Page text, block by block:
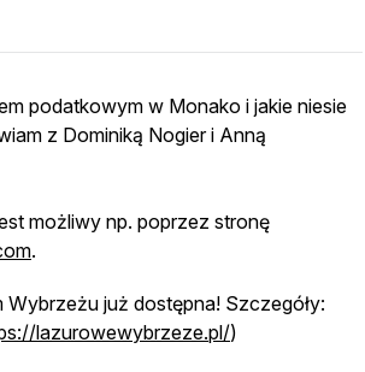
podatkowym w Monako i jakie niesie
z Dominiką Nogier i Anną
możliwy np. poprzez stronę
.
już dostępna! Szczegóły:
lazurowewybrzeze.pl/)